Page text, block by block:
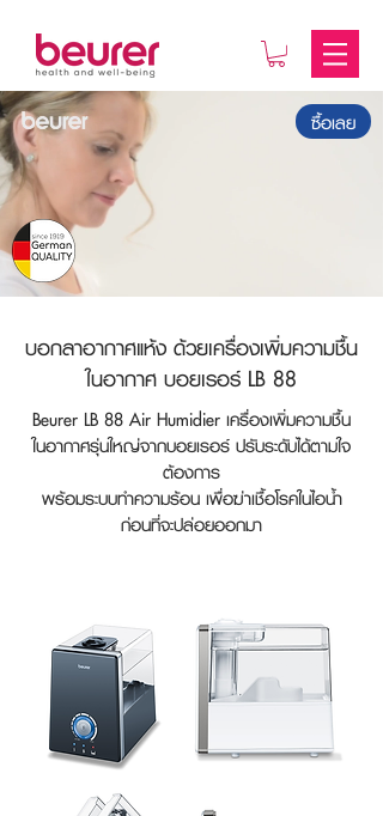
ซื้อเลย
บอกลาอากาศแห้ง ด้วยเครื่องเพิ่มความชื้น
ในอากาศ บอยเรอร์ LB 88
Beurer LB 88 Air Humidifier เครื่องเพิ่มความชื้น
ในอากาศรุ่นใหญ่จากบอยเรอร์ ปรับระดับได้ตามใจ
ต้องการ
พร้อมระบบทำความร้อน เพื่อฆ่าเชื้อโรคในไอน้ำ
ก่อนที่จะปล่อยออกมา